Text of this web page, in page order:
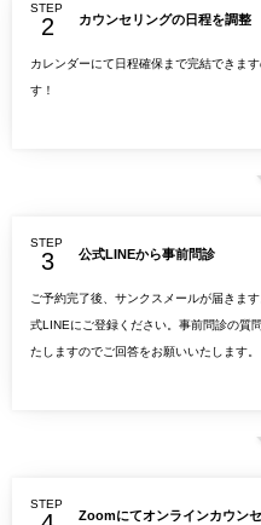
STEP
カウンセリングの日程を調整
カレンダーにて日程確保まで完結できま
す！
STEP
公式LINEから事前問診
ご予約完了後、サンクスメールが届きま
式LINEにご登録ください。事前問診の質
たしますのでご回答をお願いいたします。
STEP
Zoomにてオンラインカウン